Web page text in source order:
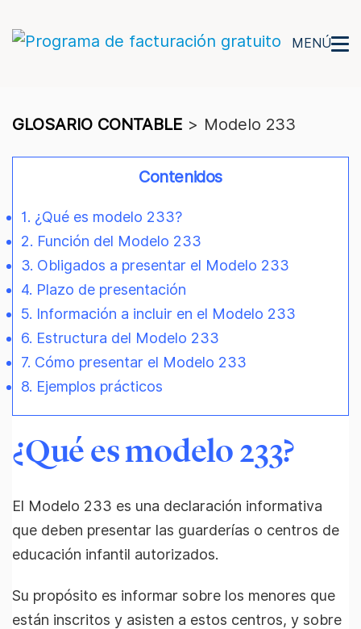
MENÚ
GLOSARIO CONTABLE > Modelo 233
Contenidos
1. ¿Qué es modelo 233?
2. Función del Modelo 233
3. Obligados a presentar el Modelo 233
4. Plazo de presentación
5. Información a incluir en el Modelo 233
6. Estructura del Modelo 233
7. Cómo presentar el Modelo 233
8. Ejemplos prácticos
¿Qué es modelo 233?
El Modelo 233 es una declaración informativa
que deben presentar las guarderías o centros de
educación infantil autorizados.
Su propósito es informar sobre los menores que
están inscritos y asisten a estos centros, y sobre